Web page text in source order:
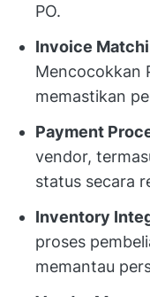
PO.
Invoice
Mencocokkan
memastikan
Payment
vendor,
status secara
Inventory
proses
memantau